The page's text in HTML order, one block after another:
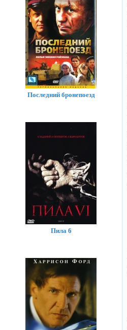
Последний бронепоезд
Пила 6